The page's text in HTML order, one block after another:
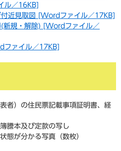
ル／16KB]
近見取図 [Wordファイル／17KB]
新規・解除) [Wordファイル／
ファイル／17KB]
者）の住民票記載事項証明書、経
謄本及び定款の写し
態が分かる写真（数枚）